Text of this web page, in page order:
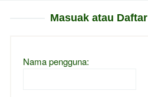
Masuak atau Daftar
Nama pengguna: